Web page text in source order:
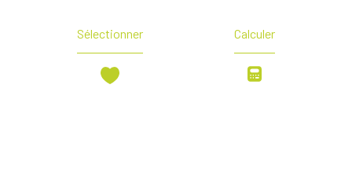
Sélectionner Calculer